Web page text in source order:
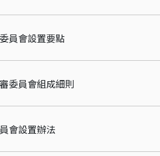
員會設置要點
委員會組成細則
會設置辦法